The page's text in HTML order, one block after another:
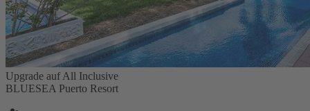
Upgrade auf All Inclusive
BLUESEA Puerto Resort